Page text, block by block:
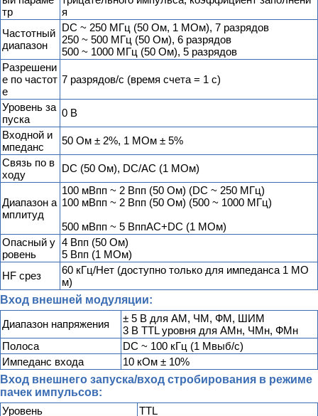
тр
я
Частотный
диапазон
DC ~ 250 МГц (50 Ом, 1 МОм), 7 разрядов
250 ~ 500 МГц (50 Ом), 6 разрядов
500 ~ 1000 МГц (50 Ом), 5 разрядов
Разрешени
е по частот
е
7 разрядов/с (время счета = 1 с)
Уровень за
пуска
0 В
Входной и
мпеданс
50 Ом ± 2%, 1 МОм ± 5%
Связь по в
ходу
DC (50 Ом), DC/AC (1 МОм)
Диапазон а
мплитуд
100 мВпп ~ 2 Впп (50 Ом) (DC ~ 250 МГц)
100 мВпп ~ 2 Впп (50 Ом) (500 ~ 1000 МГц)
500 мВпп ~ 5 ВппАС+DC (1 МОм)
Опасный у
ровень
4 Впп (50 Ом)
5 Впп (1 МОм)
HF срез
60 кГц/Нет (доступно только для импеданса 1 MО
м)
Вход внешней модуляции:
Диапазон напряжения
± 5 В для АМ, ЧМ, ФМ, ШИМ
3 В TTL уровня для АМн, ЧМн, ФМн
Полоса
DC ~ 100 кГц (1 Mвыб/с)
Импеданс входа
10 кОм ± 10%
Вход внешнего запуска/вход стробирования в режиме
пачек импульсов:
Уровень
TTL